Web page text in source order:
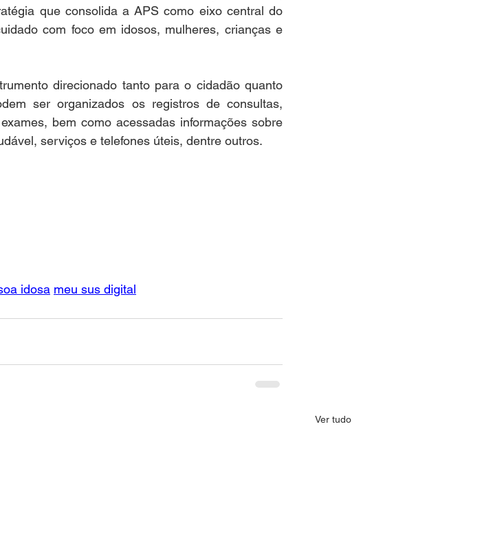
que consolida a APS como eixo central do
com foco em idosos, mulheres, crianças e
direcionado tanto para o cidadão quanto
ser organizados os registros de consultas,
bem como acessadas informações sobre
serviços e telefones úteis, dentre outros.
idosa meu sus digital
Ver tudo